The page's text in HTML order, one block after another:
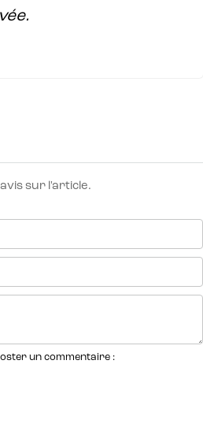
sur l'article.
un commentaire :